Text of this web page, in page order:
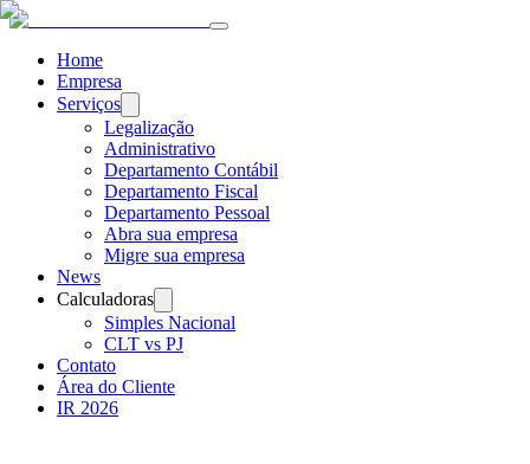
Home
Empresa
Serviços
Legalização
Administrativo
Departamento Contábil
Departamento Fiscal
Departamento Pessoal
Abra sua empresa
Migre sua empresa
News
Calculadoras
Simples Nacional
CLT vs PJ
Contato
Área do Cliente
IR 2026